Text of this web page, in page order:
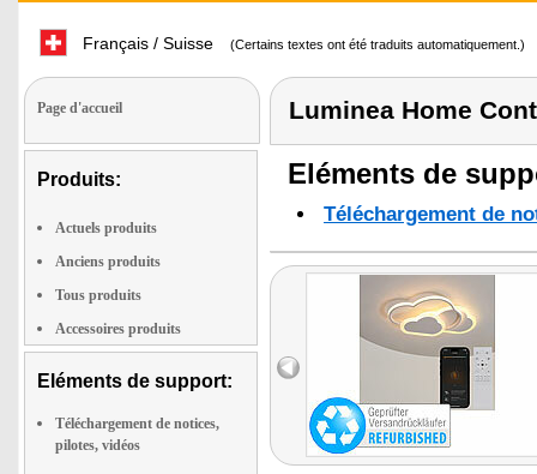
Français / Suisse (Certains textes ont été traduits automatiquement.)
Page d'accueil
Produits:
Actuels produits
Anciens produits
Tous produits
Accessoires produits
Eléments de support:
Téléchargement de notices,
pilotes, vidéos
Luminea Home
Eléments de
Téléchargement de